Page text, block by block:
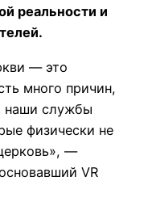
реальности и
— это
много причин,
наши службы
физически не
—
VR